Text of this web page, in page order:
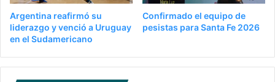
Argentina reafirmó su
liderazgo y venció a Uruguay
en el Sudamericano
Confirmado el equipo de
pesistas para Santa Fe 2026